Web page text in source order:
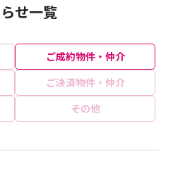
せ一覧
ご成約物件・仲介
ご決済物件・仲介
その他